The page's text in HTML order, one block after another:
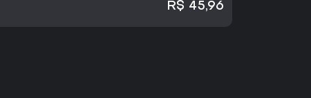
R$ 45,96